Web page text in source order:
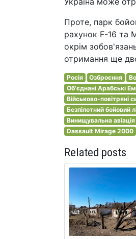
Проте, парк
рахунок F-16 та
окрім
отримання ще
Росія Озброєння
Об'єднані Арабські
Військово-повітряні
Безпілотний бойовий
Винищувальна авіація
Dassault Mirage 2000
Related posts